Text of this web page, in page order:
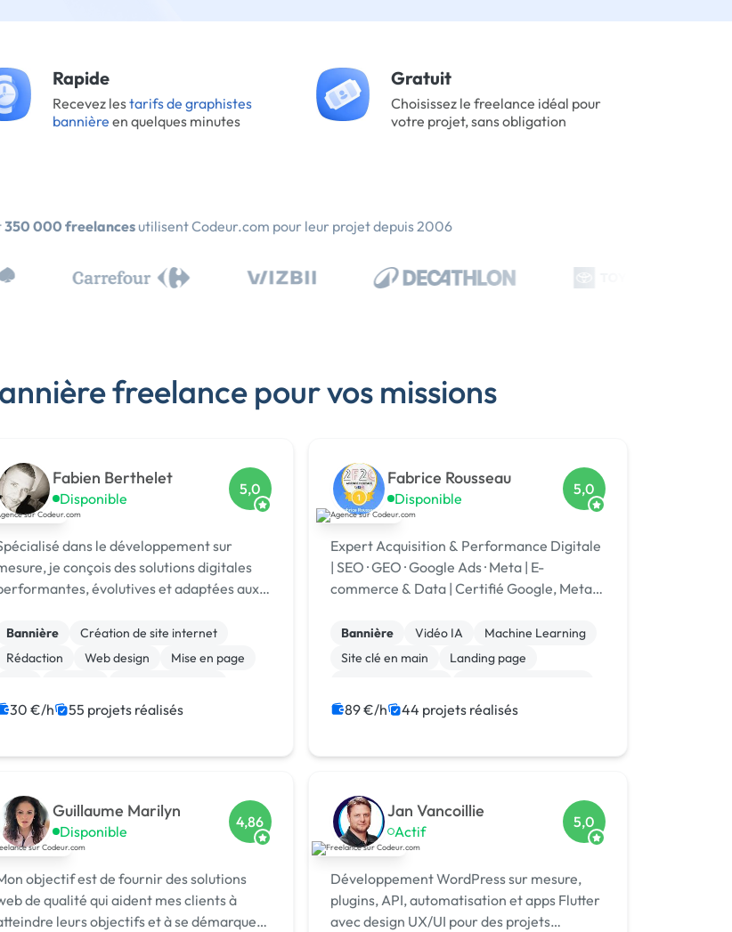
Rapide
Recevez lestarifs de graphistes
bannière en quelques minutes
Gratuit
Choisissez le freelance idéal pour
votre projet, sans obligation
350 000 freelancesutilisent Codeur.com pour leur projet depuis 2006
freelance pour vos missions
Fabien Berthelet
Disponible
5,0
dans le développement sur
je conçois des solutions digitales
évolutives et adaptées aux
Bannière
Création de site internet
Rédaction
Web design
Mise en page
Jeux vidéo
Linux
30 €/h 55 projets réalisés
Fabrice Rousseau
Disponible
5,0
Expert Acquisition & Performance Digitale
| SEO · GEO · Google Ads · Meta | E-
commerce & Data | Certifié Google, Meta,
Awards 2025
Bannière Vidéo IA
Machine Learning
Site clé en main
Landing page
CSS, HTML, XML
Stripe Marketplace
89 €/h 44 projets réalisés
Guillaume Marilyn
Disponible
4,86
objectif est de fournir des solutions
de qualité qui aident mes clients à
leurs objectifs et à se démarquer
Jan Vancoillie
Actif
5,0
Développement WordPress sur mesure,
plugins, API, automatisation et apps Flutter
avec design UX/UI pour des projets